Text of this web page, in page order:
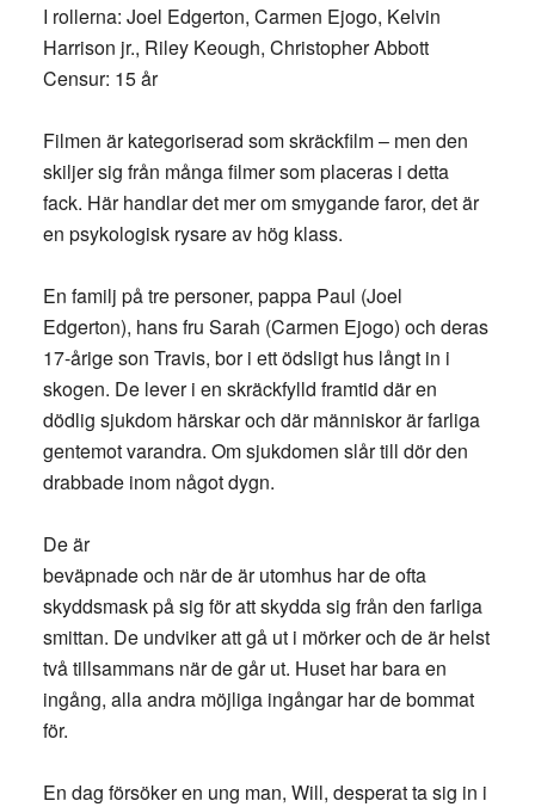
I rollerna: Joel Edgerton, Carmen Ejogo, Kelvin
Harrison jr., Riley Keough, Christopher Abbott
Censur: 15 år
Filmen är kategoriserad som skräckfilm – men den
skiljer sig från många filmer som placeras i detta
fack. Här handlar det mer om smygande faror, det är
en psykologisk rysare av hög klass.
En familj på tre personer, pappa Paul (Joel
Edgerton), hans fru Sarah (Carmen Ejogo) och deras
17-årige son Travis, bor i ett ödsligt hus långt in i
skogen. De lever i en skräckfylld framtid där en
dödlig sjukdom härskar och där människor är farliga
gentemot varandra. Om sjukdomen slår till dör den
drabbade inom något dygn.
De är
beväpnade och när de är utomhus har de ofta
skyddsmask på sig för att skydda sig från den farliga
smittan. De undviker att gå ut i mörker och de är helst
två tillsammans när de går ut. Huset har bara en
ingång, alla andra möjliga ingångar har de bommat
för.
En dag försöker en ung man, Will, desperat ta sig in i